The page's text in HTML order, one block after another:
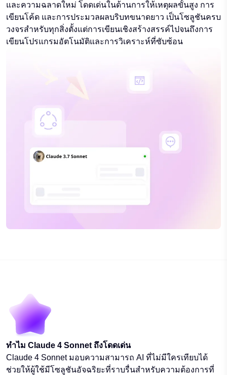
และความฉลาดใหม่ โดดเด่นในด้านการให้เหตุผลขั้นสูง การ
เขียนโค้ด และการประมวลผลบริบทขนาดยาว เป็นโซลูชันครบ
วงจรสำหรับทุกสิ่งตั้งแต่การเขียนเชิงสร้างสรรค์ไปจนถึงการ
เขียนโปรแกรมอัตโนมัติและการวิเคราะห์ที่ซับซ้อน
ทำไม Claude 4 Sonnet ถึงโดดเด่น
Claude 4 Sonnet มอบความสามารถ AI ที่ไม่มีใครเทียบได้
ช่วยให้ผู้ใช้มีโซลูชันอัจฉริยะที่ราบรื่นสำหรับความต้องการที่